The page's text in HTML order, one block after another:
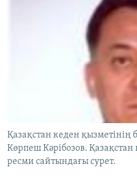
АРНАЙЫ ЖОБАЛАР
Қазақстан кеден
Көрпеш Кәрібозов.
ресми сайтындағы сурет.